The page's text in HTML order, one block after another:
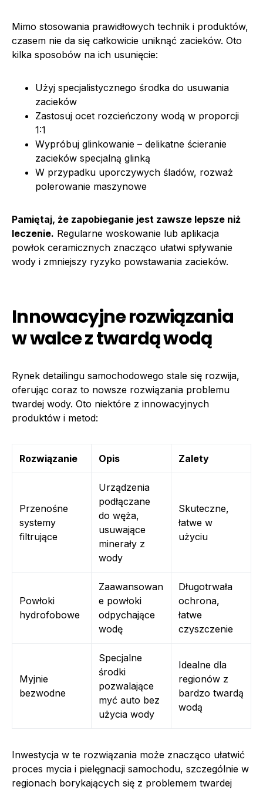
Mimo stosowania prawidłowych technik i produktów,
czasem nie da się całkowicie uniknąć zacieków. Oto
kilka sposobów na ich usunięcie:
Użyj specjalistycznego środka do usuwania
zacieków
Zastosuj ocet rozcieńczony wodą w proporcji
1:1
Wypróbuj glinkowanie – delikatne ścieranie
zacieków specjalną glinką
W przypadku uporczywych śladów, rozważ
polerowanie maszynowe
Pamiętaj, że zapobieganie jest zawsze lepsze niż
leczenie. Regularne woskowanie lub aplikacja
powłok ceramicznych znacząco ułatwi spływanie
wody i zmniejszy ryzyko powstawania zacieków.
Innowacyjne rozwiązania
w walce z twardą wodą
Rynek detailingu samochodowego stale się rozwija,
oferując coraz to nowsze rozwiązania problemu
twardej wody. Oto niektóre z innowacyjnych
produktów i metod:
Rozwiązanie Opis Zalety
Przenośne
systemy
filtrujące
Urządzenia
podłączane
do węża,
usuwające
minerały z
wody
Skuteczne,
łatwe w
użyciu
Powłoki
hydrofobowe
Zaawansowan
e powłoki
odpychające
wodę
Długotrwała
ochrona,
łatwe
czyszczenie
Myjnie
bezwodne
Specjalne
środki
pozwalające
myć auto bez
użycia wody
Idealne dla
regionów z
bardzo twardą
wodą
Inwestycja w te rozwiązania może znacząco ułatwić
proces mycia i pielęgnacji samochodu, szczególnie w
regionach borykających się z problemem twardej